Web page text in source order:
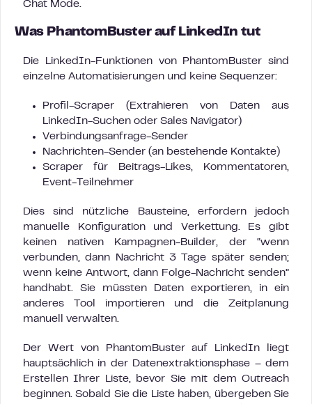
Chat Mode.
Was PhantomBuster auf LinkedIn tut
Die LinkedIn-Funktionen von PhantomBuster sind
einzelne Automatisierungen und keine Sequenzer:
Profil-Scraper (Extrahieren von Daten aus
LinkedIn-Suchen oder Sales Navigator)
Verbindungsanfrage-Sender
Nachrichten-Sender (an bestehende Kontakte)
Scraper für Beitrags-Likes, Kommentatoren,
Event-Teilnehmer
Dies sind nützliche Bausteine, erfordern jedoch
manuelle Konfiguration und Verkettung. Es gibt
keinen nativen Kampagnen-Builder, der “wenn
verbunden, dann Nachricht 3 Tage später senden;
wenn keine Antwort, dann Folge-Nachricht senden”
handhabt. Sie müssten Daten exportieren, in ein
anderes Tool importieren und die Zeitplanung
manuell verwalten.
Der Wert von PhantomBuster auf LinkedIn liegt
hauptsächlich in der Datenextraktionsphase – dem
Erstellen Ihrer Liste, bevor Sie mit dem Outreach
beginnen. Sobald Sie die Liste haben, übergeben Sie